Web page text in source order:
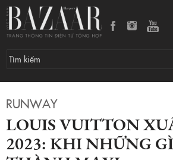
RUNWAY
LOUIS VUITTON
2023: KHI NHỮNG